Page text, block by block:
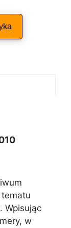
Wpisując
w